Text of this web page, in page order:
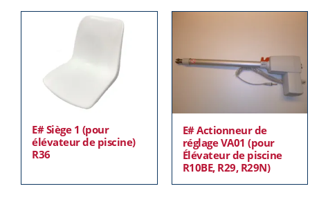
E# Siège 1 (pour
élévateur de piscine)
R36
E# Actionneur de
réglage VA01 (pour
Élévateur de piscine
R10BE, R29, R29N)